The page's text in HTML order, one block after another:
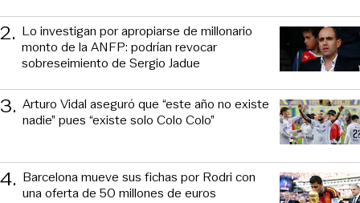
2. Lo investigan por apropiarse de millonario
monto de la ANFP: podrían revocar
sobreseimiento de Sergio Jadue
3. Arturo Vidal aseguró que “este año no existe
nadie” pues “existe solo Colo Colo”
4. Barcelona mueve sus fichas por Rodri con
una oferta de 50 millones de euros